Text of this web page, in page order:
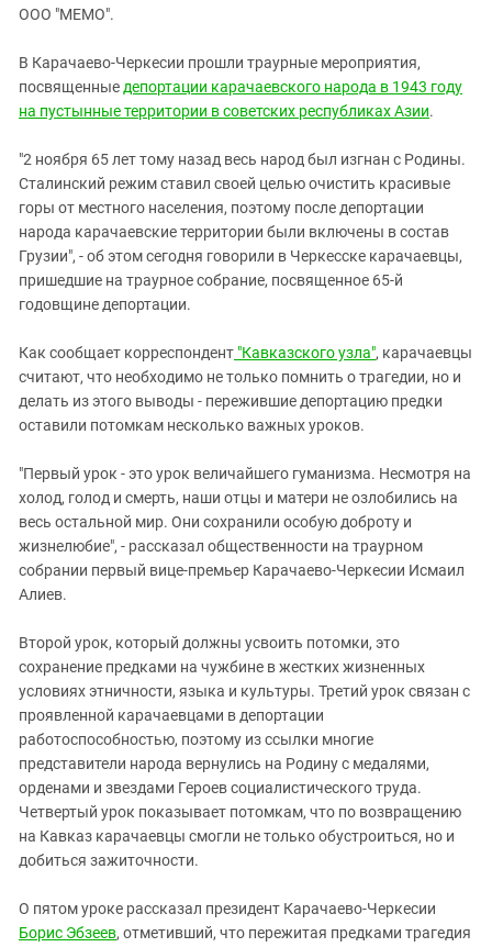
ИНАКОМЫСЛИЕ В ЧЕЧНЕ
ПРЕСЛЕДОВАНИЕ АКТИВИСТОВ
МОБИЛИЗАЦИЯ И ПРОТЕСТЫ
Дагестан
Кабардино-Балкария
Калмыкия
Карачаево-Черкесия
Краснодарский край
Российская Федерация
Ростовская область
СКФО
Чечня
Южный Кавказ
ЮФО
ООО "МЕМО".
В Карачаево-Черкесии прошли траурные мероприятия,
посвященные депортации карачаевского народа в 1943 году
на пустынные территории в советских республиках Азии.
"2 ноября 65 лет тому назад весь народ был изгнан с Родины.
Сталинский режим ставил своей целью очистить красивые
горы от местного населения, поэтому после депортации
народа карачаевские территории были включены в состав
Грузии", - об этом сегодня говорили в Черкесске карачаевцы,
пришедшие на траурное собрание, посвященное 65-й
годовщине депортации.
Как сообщает корреспондент "Кавказского узла", карачаевцы
считают, что необходимо не только помнить о трагедии, но и
делать из этого выводы - пережившие депортацию предки
оставили потомкам несколько важных уроков.
"Первый урок - это урок величайшего гуманизма. Несмотря на
холод, голод и смерть, наши отцы и матери не озлобились на
весь остальной мир. Они сохранили особую доброту и
жизнелюбие", - рассказал общественности на траурном
собрании первый вице-премьер Карачаево-Черкесии Исмаил
Алиев.
Второй урок, который должны усвоить потомки, это
сохранение предками на чужбине в жестких жизненных
условиях этничности, языка и культуры. Третий урок связан с
проявленной карачаевцами в депортации
работоспособностью, поэтому из ссылки многие
представители народа вернулись на Родину с медалями,
орденами и звездами Героев социалистического труда.
Четвертый урок показывает потомкам, что по возвращению
на Кавказ карачаевцы смогли не только обустроиться, но и
добиться зажиточности.
О пятом уроке рассказал президент Карачаево-Черкесии
Борис Эбзеев, отметивший, что пережитая предками трагедия